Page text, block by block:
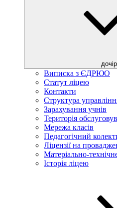
Виписка з ЄДРЮО
Статут ліцею
Контакти
Структура
Зарахування учнів
Територія
Мережа класів
Педагогічний
Ліцензії на
Матеріально-
Історія ліцею